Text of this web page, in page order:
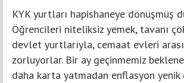
KYK yurtları hapishaneye dönüşmüş
Öğrencileri niteliksiz yemek, tavanı
devlet yurtlarıyla, cemaat evleri
zorluyorlar. Bir ay geçinmemiz
daha karta yatmadan enflasyon yenik